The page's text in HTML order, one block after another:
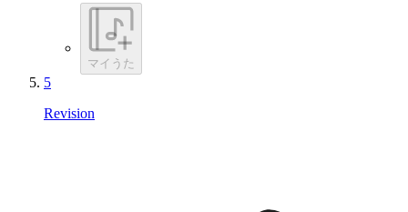
マイうた
5
Revision